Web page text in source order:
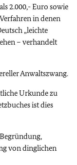
2.000,- Euro sowie
in denen
„leichte
– verhandelt
Anwaltszwang.
Urkunde zu
ist dies
von dinglichen